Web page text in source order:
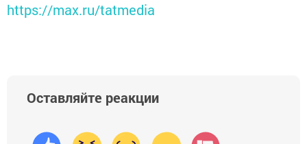
https://max.ru/tatmedia
Оставляйте реакции